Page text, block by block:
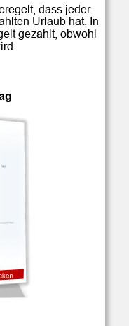
dass jeder
Urlaub hat. In
gezahlt, obwohl